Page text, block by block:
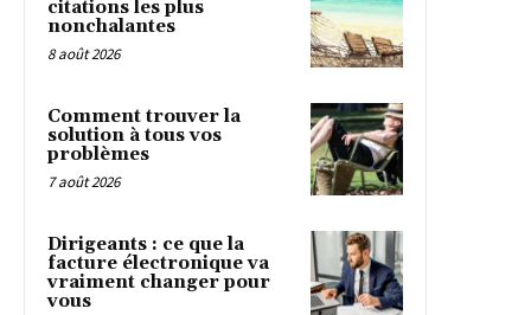
citations les plus
nonchalantes
8 août 2026
Comment trouver la
solution à tous vos
problèmes
7 août 2026
Dirigeants : ce que la
facture électronique va
vraiment changer pour
vous